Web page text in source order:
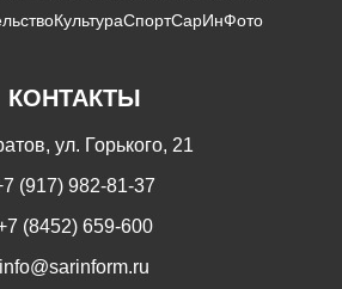
КультураСпортСарИнФото
КОНТАКТЫ
ул. Горького, 21
(917) 982-81-37
(8452) 659-600
info@sarinform.ru